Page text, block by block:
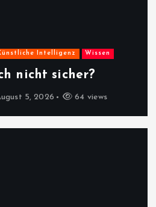
Intelligenz Wissen
nicht sicher?
5, 2026 64 views